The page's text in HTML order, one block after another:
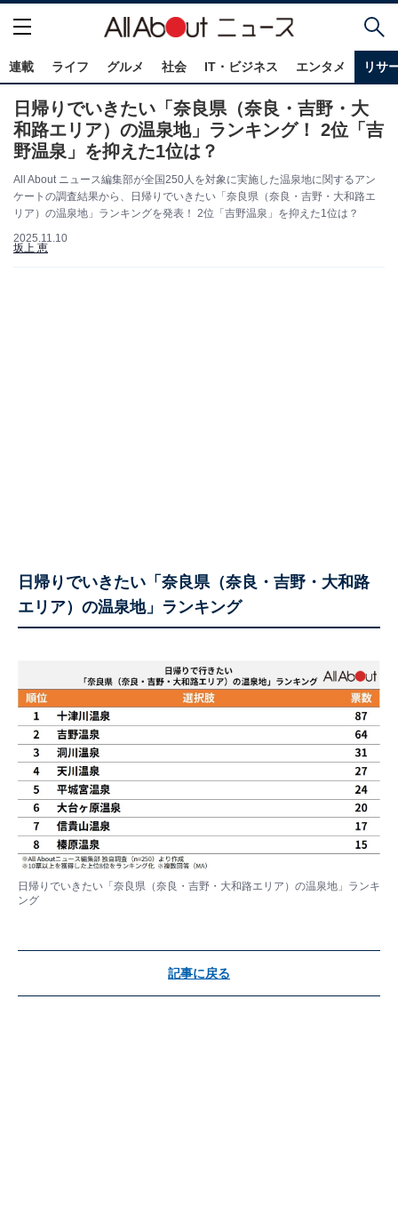
連載 ライフ グルメ 社会 IT・ビジネス エンタメ リサ
日帰りでいきたい「奈良県（奈良・吉野・大
和路エリア）の温泉地」ランキング！ 2位「吉
野温泉」を抑えた1位は？
All About ニュース編集部が全国250人を対象に実施した温泉地に関するアン
ケートの調査結果から、日帰りでいきたい「奈良県（奈良・吉野・大和路エ
リア）の温泉地」ランキングを発表！ 2位「吉野温泉」を抑えた1位は？
2025.11.10
坂上 恵
日帰りでいきたい「奈良県（奈良・吉野・大和路
エリア）の温泉地」ランキング
日帰りでいきたい「奈良県（奈良・吉野・大和路エリア）の温泉地」ランキ
ング
記事に戻る